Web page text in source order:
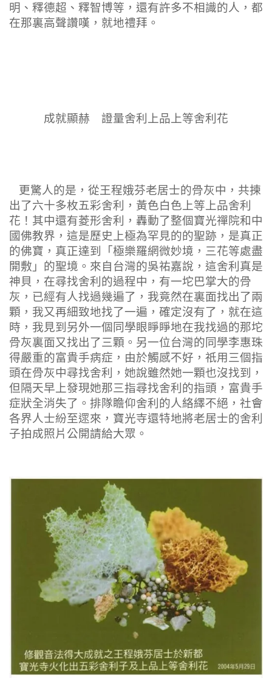
明、釋德超、釋智博等，還有許多不相識的人，都
在那裏高聲讚嘆，就地禮拜。
成就顯赫 證量舍利上品上等舍利花
更驚人的是，從王程娥芬老居士的骨灰中，共揀
出了六十多枚五彩舍利，黃色白色上等上品舍利
花！其中還有菱形舍利，轟動了整個寶光禪院和中
國佛教界，這是歷史上極為罕見的的聖跡，是真正
的佛寶，真正達到「極樂羅網微妙境，三花等處盡
開敷」的聖境。來自台灣的吳祐嘉說，這舍利真是
神貝，在尋找舍利的過程中，有一坨巴掌大的骨
灰，已經有人找過幾遍了，我竟然在裏面找出了兩
顆，我又再細致地找了一遍，確定沒有了，就在這
時，我見到另外一個同學眼睜睜地在我找過的那坨
骨灰裏面又找出了三顆。另一位台灣的同學李惠珠
得嚴重的富貴手病症，由於觸感不好，祇用三個指
頭在骨灰中尋找舍利，她說雖然她一顆也沒找到，
但隔天早上發現她那三指尋找舍利的指頭，富貴手
症狀全消失了。排隊瞻仰舍利的人絡繹不絕，社會
各界人士紛至遝來，寶光寺還特地將老居士的舍利
子拍成照片公開請給大眾。